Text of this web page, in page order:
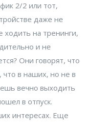
2/2 или тот,
даже не
ходить на тренинги,
и не
Они говорят, что
что в наших, но не в
вечно выходить
в отпуск.
интересах. Еще